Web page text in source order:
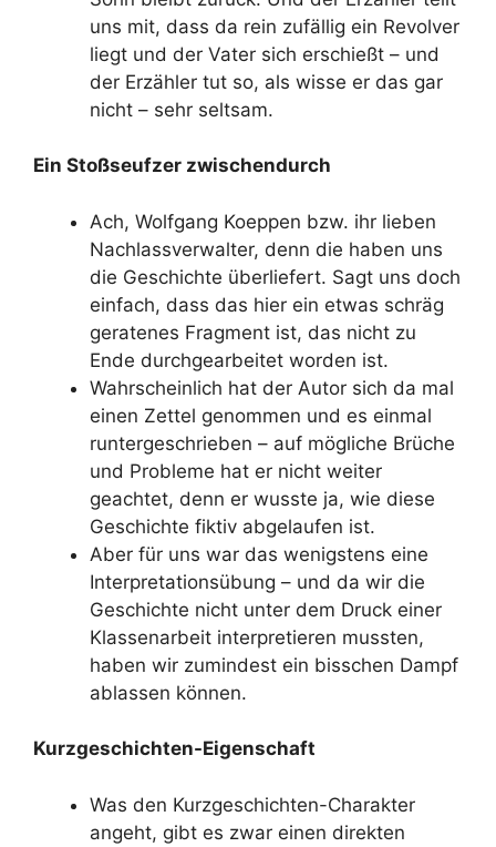
uns mit, dass da rein zufällig ein Revolver
liegt und der Vater sich erschießt – und
der Erzähler tut so, als wisse er das gar
nicht – sehr seltsam.
Ein Stoßseufzer zwischendurch
Ach, Wolfgang Koeppen bzw. ihr lieben
Nachlassverwalter, denn die haben uns
die Geschichte überliefert. Sagt uns doch
einfach, dass das hier ein etwas schräg
geratenes Fragment ist, das nicht zu
Ende durchgearbeitet worden ist.
Wahrscheinlich hat der Autor sich da mal
einen Zettel genommen und es einmal
runtergeschrieben – auf mögliche Brüche
und Probleme hat er nicht weiter
geachtet, denn er wusste ja, wie diese
Geschichte fiktiv abgelaufen ist.
Aber für uns war das wenigstens eine
Interpretationsübung – und da wir die
Geschichte nicht unter dem Druck einer
Klassenarbeit interpretieren mussten,
haben wir zumindest ein bisschen Dampf
ablassen können.
Kurzgeschichten-Eigenschaft
Was den Kurzgeschichten-Charakter
angeht, gibt es zwar einen direkten